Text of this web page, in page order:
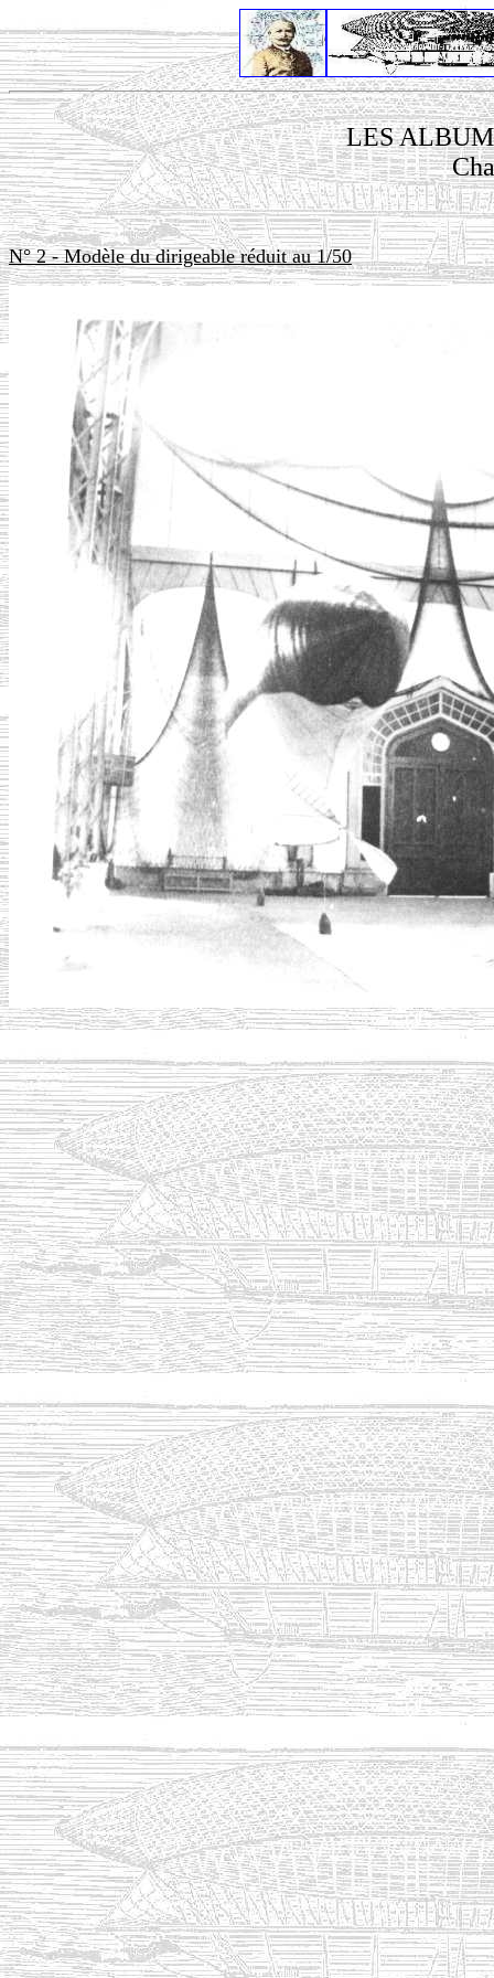
LES
N° 2 - Modèle du dirigeable réduit au 1/50